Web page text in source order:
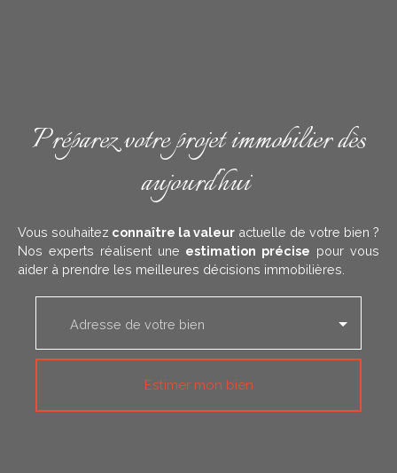
Préparez votre projet immobilier dès
aujourd'hui
Vous souhaitez connaître la valeur actuelle de votre bien ?
Nos experts réalisent une estimation précise pour vous
aider à prendre les meilleures décisions immobilières.
Adresse de votre bien
Estimer mon bien